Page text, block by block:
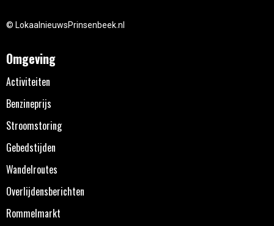
© LokaalnieuwsPrinsenbeek.nl
Omgeving
Activiteiten
Benzineprijs
Stroomstoring
Gebedstijden
Wandelroutes
Overlijdensberichten
Rommelmarkt